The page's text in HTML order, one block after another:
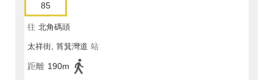
85
往 北角碼頭
太祥街, 筲箕灣道 站
距離 190m